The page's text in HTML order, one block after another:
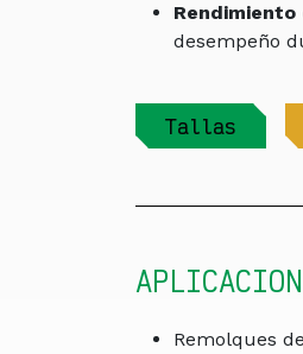
desempeño
Tallas
Remolques